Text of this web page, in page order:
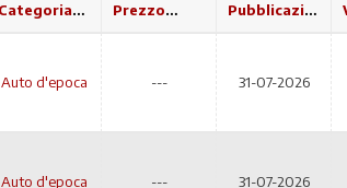
Categoria Prezzo Pubblicazione
Auto d'epoca --- 31-07-2026
Auto d'epoca --- 31-07-2026